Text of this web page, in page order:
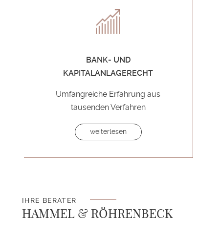
BANK- UND
KAPITALANLAGERECHT
Umfangreiche Erfahrung aus
tausenden Verfahren
weiterlesen
IHRE BERATER
HAMMEL & RÖHRENBECK